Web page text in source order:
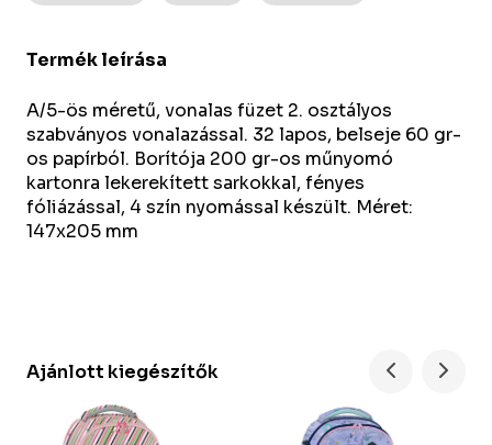
Termék leírása
A/5-ös méretű, vonalas füzet 2. osztályos
szabványos vonalazással. 32 lapos, belseje 60 gr-
os papírból. Borítója 200 gr-os műnyomó
kartonra lekerekített sarkokkal, fényes
fóliázással, 4 szín nyomással készült. Méret:
147x205 mm
Ajánlott kiegészítők